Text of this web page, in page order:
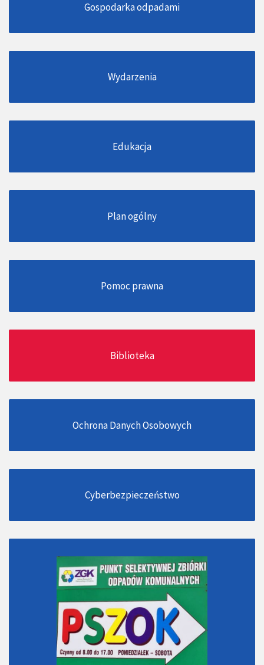
Gospodarka odpadami
Wydarzenia
Edukacja
Plan ogólny
Pomoc prawna
Biblioteka
Ochrona Danych Osobowych
Cyberbezpieczeństwo